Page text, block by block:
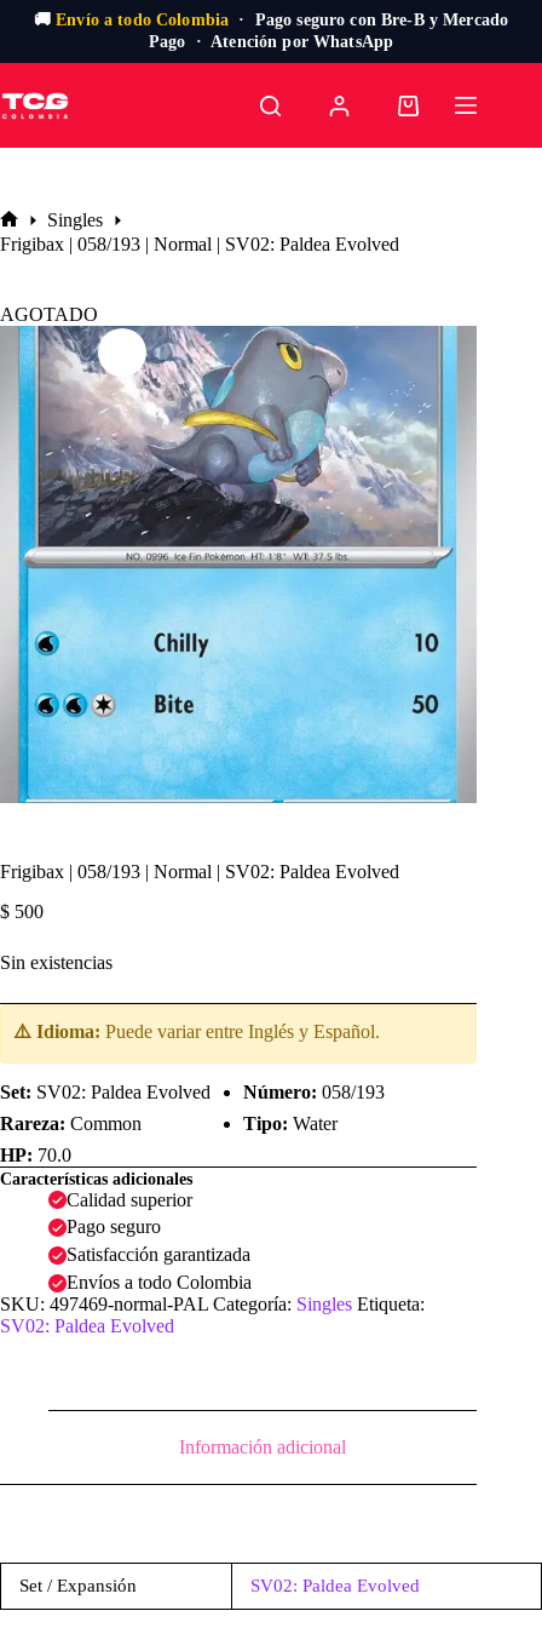
🚚Envío a todo Colombia · Pago seguro con Bre-B y Mercado
Pago · Atención por WhatsApp
al
contenido
Carro
Inicio
Singles
Frigibax | 058/193 | Normal | SV02: Paldea Evolved
AGOTADO
Frigibax | 058/193 | Normal | SV02: Paldea Evolved
$ 500
Sin existencias
⚠️ Idioma: Puede variar entre Inglés y Español.
Set: SV02: Paldea Evolved Número: 058/193
Rareza: Common Tipo: Water
HP: 70.0
Características adicionales
Calidad superior
Pago seguro
Satisfacción garantizada
Envíos a todo Colombia
SKU: 497469-normal-PAL Categoría: Singles Etiqueta:
SV02: Paldea Evolved
Información adicional
Set / Expansión SV02: Paldea Evolved